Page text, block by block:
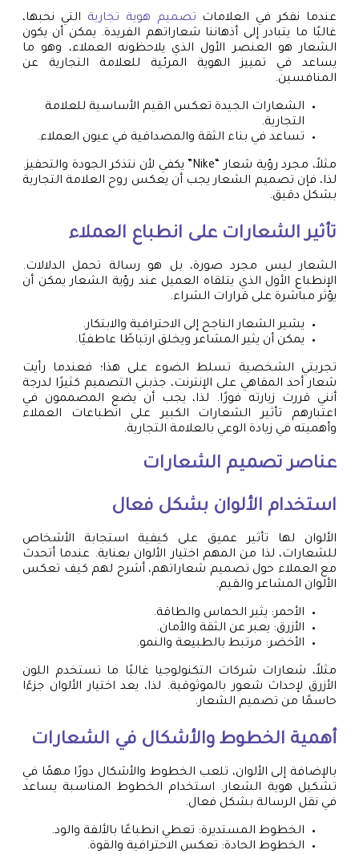
عندما نفكر في العلامات تصميم هوية تجارية التي نحبها،
غالبًا ما يتبادر إلى أذهاننا شعاراتهم الفريدة. يمكن أن يكون
الشعار هو العنصر الأول الذي يلاحظونه العملاء، وهو ما
يساعد في تمييز الهوية المرئية للعلامة التجارية عن
المنافسين.
الشعارات الجيدة تعكس القيم الأساسية للعلامة
التجارية.
تساعد في بناء الثقة والمصداقية في عيون العملاء.
مثلاً، مجرد رؤية شعار “Nike” يكفي لأن نتذكر الجودة والتحفيز.
لذا، فإن تصميم الشعار يجب أن يعكس روح العلامة التجارية
بشكل دقيق.
تأثير الشعارات على انطباع العملاء
الشعار ليس مجرد صورة، بل هو رسالة تحمل الدلالات.
الإنطباع الأول الذي يتلقاه العميل عند رؤية الشعار يمكن أن
يؤثر مباشرة على قرارات الشراء.
يشير الشعار الناجح إلى الاحترافية والابتكار.
يمكن أن يثير المشاعر ويخلق ارتباطًا عاطفيًا.
تجربتي الشخصية تسلط الضوء على هذا؛ فعندما رأيت
شعار أحد المقاهي على الإنترنت، جذبني التصميم كثيرًا لدرجة
أنني قررت زيارته فورًا. لذا، يجب أن يضع المصممون في
اعتبارهم تأثير الشعارات الكبير على انطباعات العملاء
وأهميته في زيادة الوعي بالعلامة التجارية.
عناصر تصميم الشعارات
استخدام الألوان بشكل فعال
الألوان لها تأثير عميق على كيفية استجابة الأشخاص
للشعارات، لذا من المهم اختيار الألوان بعناية. عندما أتحدث
مع العملاء حول تصميم شعاراتهم، أشرح لهم كيف تعكس
الألوان المشاعر والقيم.
الأحمر: يثير الحماس والطاقة.
الأزرق: يعبر عن الثقة والأمان.
الأخضر: مرتبط بالطبيعة والنمو.
مثلاً، شعارات شركات التكنولوجيا غالبًا ما تستخدم اللون
الأزرق لإحداث شعور بالموثوقية. لذا، يعد اختيار الألوان جزءًا
حاسمًا من تصميم الشعار.
أهمية الخطوط والأشكال في الشعارات
بالإضافة إلى الألوان، تلعب الخطوط والأشكال دورًا مهمًا في
تشكيل هوية الشعار. استخدام الخطوط المناسبة يساعد
في نقل الرسالة بشكل فعال.
الخطوط المستديرة: تعطي انطباعًا بالألفة والود.
الخطوط الحادة: تعكس الاحترافية والقوة.